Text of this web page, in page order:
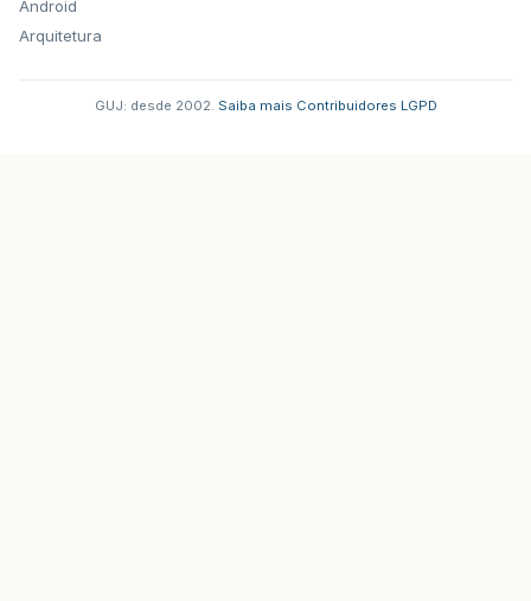
Android
Arquitetura
GUJ: desde 2002. Saiba mais Contribuidores LGPD